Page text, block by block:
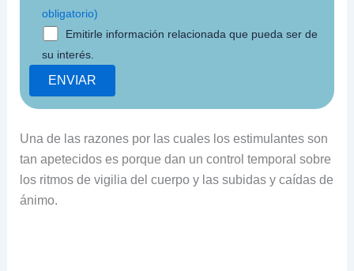
obligatorio)
Emitirle información relacionada que pueda ser de
su interés.
Una de las razones por las cuales los estimulantes son
tan apetecidos es porque dan un control temporal sobre
los ritmos de vigilia del cuerpo y las subidas y caídas de
ánimo.